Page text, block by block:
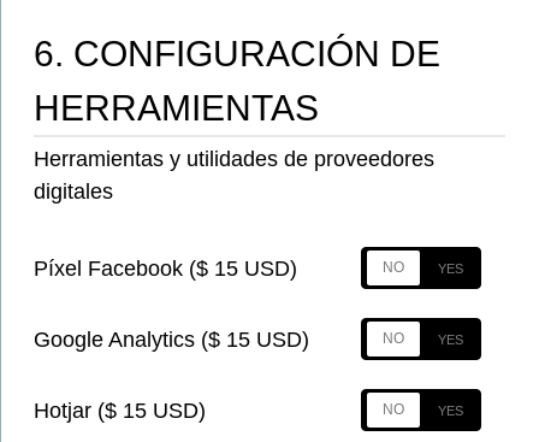
6. CONFIGURACIÓN DE
HERRAMIENTAS
Herramientas y utilidades de proveedores
digitales
Píxel Facebook ($ 15 USD)
Google Analytics ($ 15 USD)
Hotjar ($ 15 USD)